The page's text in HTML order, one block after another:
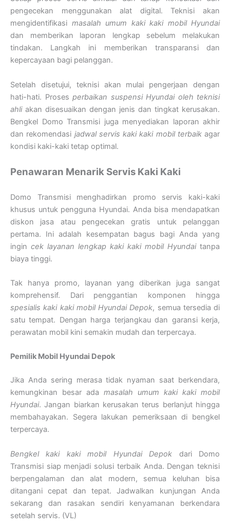
pengecekan menggunakan alat digital. Teknisi akan
mengidentifikasi masalah umum kaki kaki mobil Hyundai
dan memberikan laporan lengkap sebelum melakukan
tindakan. Langkah ini memberikan transparansi dan
kepercayaan bagi pelanggan.
Setelah disetujui, teknisi akan mulai pengerjaan dengan
hati-hati. Proses perbaikan suspensi Hyundai oleh teknisi
ahliakan disesuaikan dengan jenis dan tingkat kerusakan.
Bengkel Domo Transmisi juga menyediakan laporan akhir
dan rekomendasi jadwal servis kaki kaki mobil terbaikagar
kondisi kaki-kaki tetap optimal.
Penawaran Menarik Servis Kaki Kaki
Domo Transmisi menghadirkan promo servis kaki-kaki
khusus untuk pengguna Hyundai. Anda bisa mendapatkan
diskon jasa atau pengecekan gratis untuk pelanggan
pertama. Ini adalah kesempatan bagus bagi Anda yang
ingin cek layanan lengkap kaki kaki mobil Hyundaitanpa
biaya tinggi.
Tak hanya promo, layanan yang diberikan juga sangat
komprehensif. Dari penggantian komponen hingga
spesialis kaki kaki mobil Hyundai Depok, semua tersedia di
satu tempat. Dengan harga terjangkau dan garansi kerja,
perawatan mobil kini semakin mudah dan terpercaya.
Pemilik Mobil Hyundai Depok
Jika Anda sering merasa tidak nyaman saat berkendara,
kemungkinan besar ada masalah umum kaki kaki mobil
Hyundai. Jangan biarkan kerusakan terus berlanjut hingga
membahayakan. Segera lakukan pemeriksaan di bengkel
terpercaya.
Bengkel kaki kaki mobil Hyundai Depok dari Domo
Transmisi siap menjadi solusi terbaik Anda. Dengan teknisi
berpengalaman dan alat modern, semua keluhan bisa
ditangani cepat dan tepat. Jadwalkan kunjungan Anda
sekarang dan rasakan sendiri kenyamanan berkendara
setelah servis. (VL)